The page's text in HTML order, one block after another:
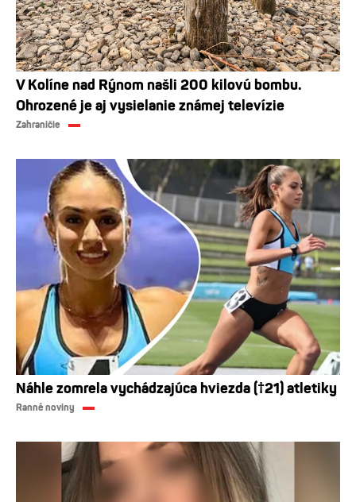
V Kolíne nad Rýnom našli 200 kilovú bombu.
Ohrozené je aj vysielanie známej televízie
Zahraničie
Náhle zomrela vychádzajúca hviezda (†21) atletiky
Ranné noviny